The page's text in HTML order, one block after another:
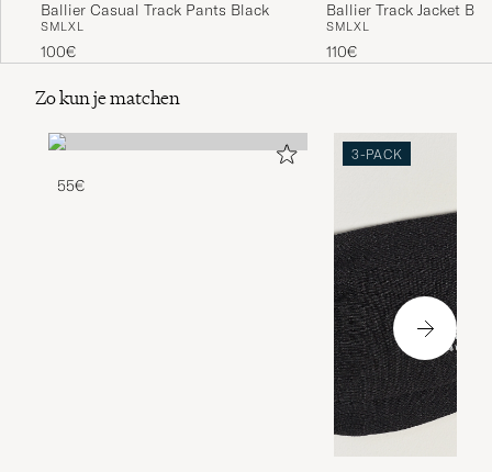
Ballier Casual Track Pants Black
SMLXL
100€
Ballier Track Jacket
SMLXL
110€
Zo kun je matchen
55€
3-PACK